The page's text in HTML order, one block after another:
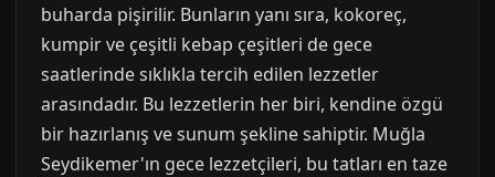
buharda pişirilir. Bunların yanı sıra, kokoreç,
kumpir ve çeşitli kebap çeşitleri de gece
saatlerinde sıklıkla tercih edilen lezzetler
arasındadır. Bu lezzetlerin her biri, kendine özgü
bir hazırlanış ve sunum şekline sahiptir. Muğla
Seydikemer'ın gece lezzetçileri, bu tatları en taze